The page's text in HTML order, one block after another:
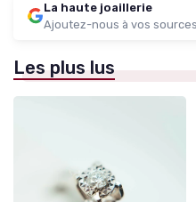
La haute joaillerie
Ajoutez-nous à vos
Les plus lus